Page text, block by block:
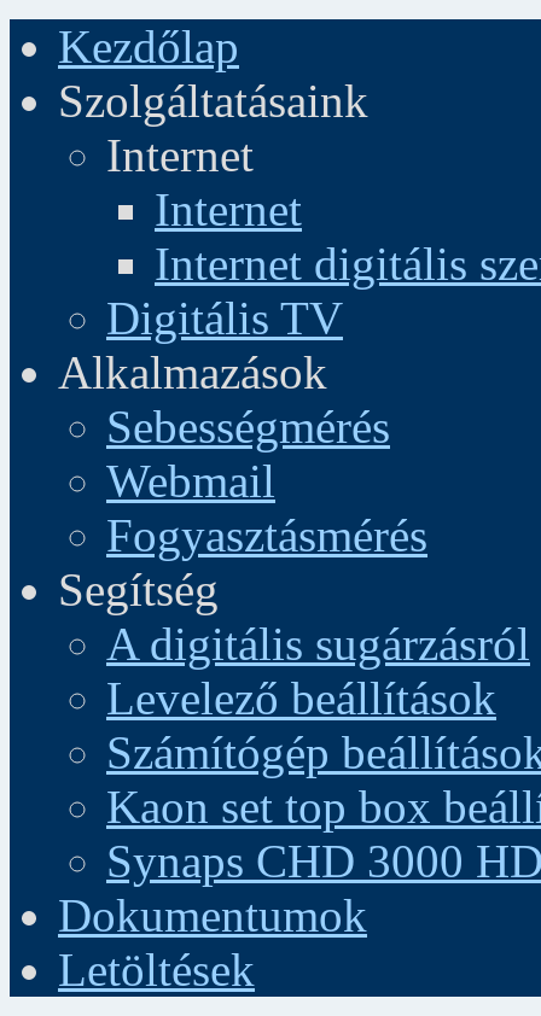
Kezdőlap
Szolgáltatásaink
Internet
Internet
Internet digitális
Digitális TV
Alkalmazások
Sebességmérés
Webmail
Fogyasztásmérés
Segítség
A digitális sugárzásról
Levelező beállítások
Számítógép
Kaon set top box
Synaps CHD 3000
Dokumentumok
Letöltések